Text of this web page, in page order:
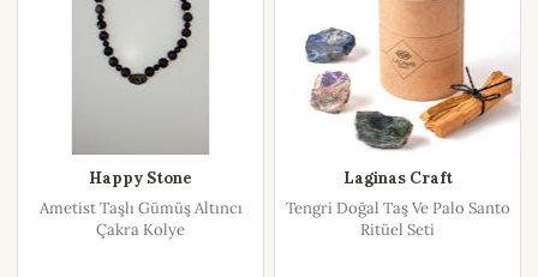
Happy Stone
Ametist Taşlı Gümüş Altıncı
Çakra Kolye
Laginas Craft
Tengri Doğal Taş Ve Palo Santo
Ritüel Seti